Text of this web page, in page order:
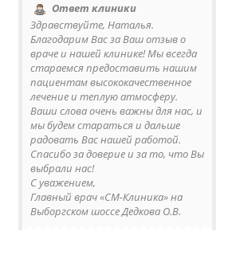
Ответ клиники
Здравствуйте, Наталья.
Благодарим Вас за Ваш отзыв о
враче и нашей клинике! Мы всегда
стараемся предоставить нашим
пациентам высококачественное
лечение и теплую атмосферу.
Ваши слова очень важны для нас, и
мы будем стараться и дальше
радовать Вас нашей работой.
Спасибо за доверие и за то, что Вы
выбрали нас!
С уважением,
Главный врач «СМ-Клиника» на
Выборгском шоссе Дедкова О.В.